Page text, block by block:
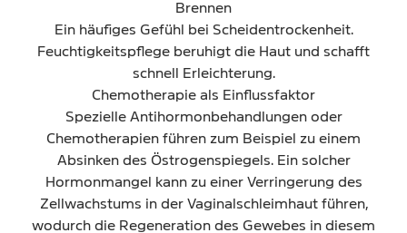
Brennen
Ein häufiges Gefühl bei Scheidentrockenheit.
Feuchtigkeitspflege beruhigt die Haut und schafft
schnell Erleichterung.
Chemotherapie als Einflussfaktor
Spezielle Antihormonbehandlungen oder
Chemotherapien führen zum Beispiel zu einem
Absinken des Östrogenspiegels. Ein solcher
Hormonmangel kann zu einer Verringerung des
Zellwachstums in der Vaginalschleimhaut führen,
wodurch die Regeneration des Gewebes in diesem